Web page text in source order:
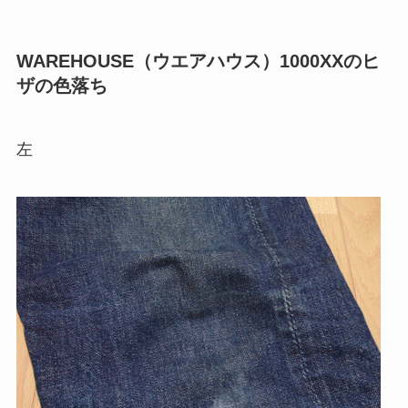
WAREHOUSE（ウエアハウス）1000XXのヒ
ザの色落ち
左